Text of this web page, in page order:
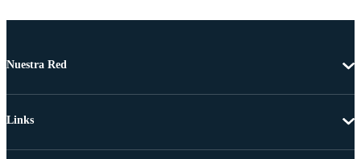
Nuestra Red
Links